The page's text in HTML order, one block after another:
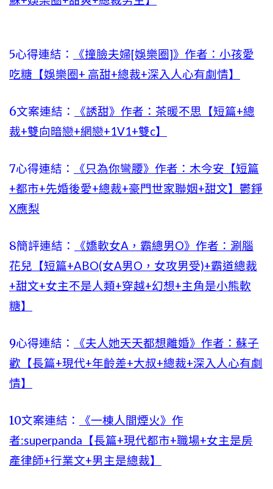
5心得連結：
《撞臉夫婦[娛樂圈]》作者：小孩愛
吃糖【娛樂圈+ 高甜+總裁+深入人心有劇情】
6文案連結：
《誘甜》作者：茶暖不思【短篇+總
裁+雙向暗戀+網戀+1V1+雙c】
7心得連結：
《只為你彎腰》作者：木今安【短篇
+都市+先婚後愛+總裁+豪門世家聯姻+甜文】鬱錚
X應梨
8簡評連結：
《嬌軟女A，霸總男O》作者：涮腦
花兒【短篇+ABO(女A男O，女攻男受)+霸道總裁
+甜文+女主不是人類+穿越+幻想+主角是小熊軟
糖】
9心得連結：
《夫人她天天都想離婚》作者：蘇子
歡【長篇+現代+年齡差+大叔+總裁+深入人心有劇
情】
10文案連結：
《一棟人間煙火》作
者:superpanda【長篇+現代都市+職場+女主是房
產律師+行業文+男主是總裁】